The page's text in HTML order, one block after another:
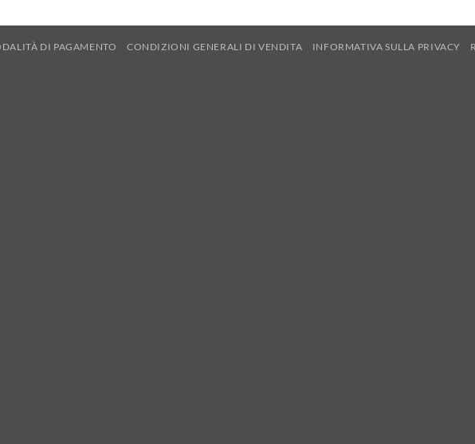
DI PAGAMENTO CONDIZIONI GENERALI DI VENDITA INFORMATIVA SULLA PRIVACY